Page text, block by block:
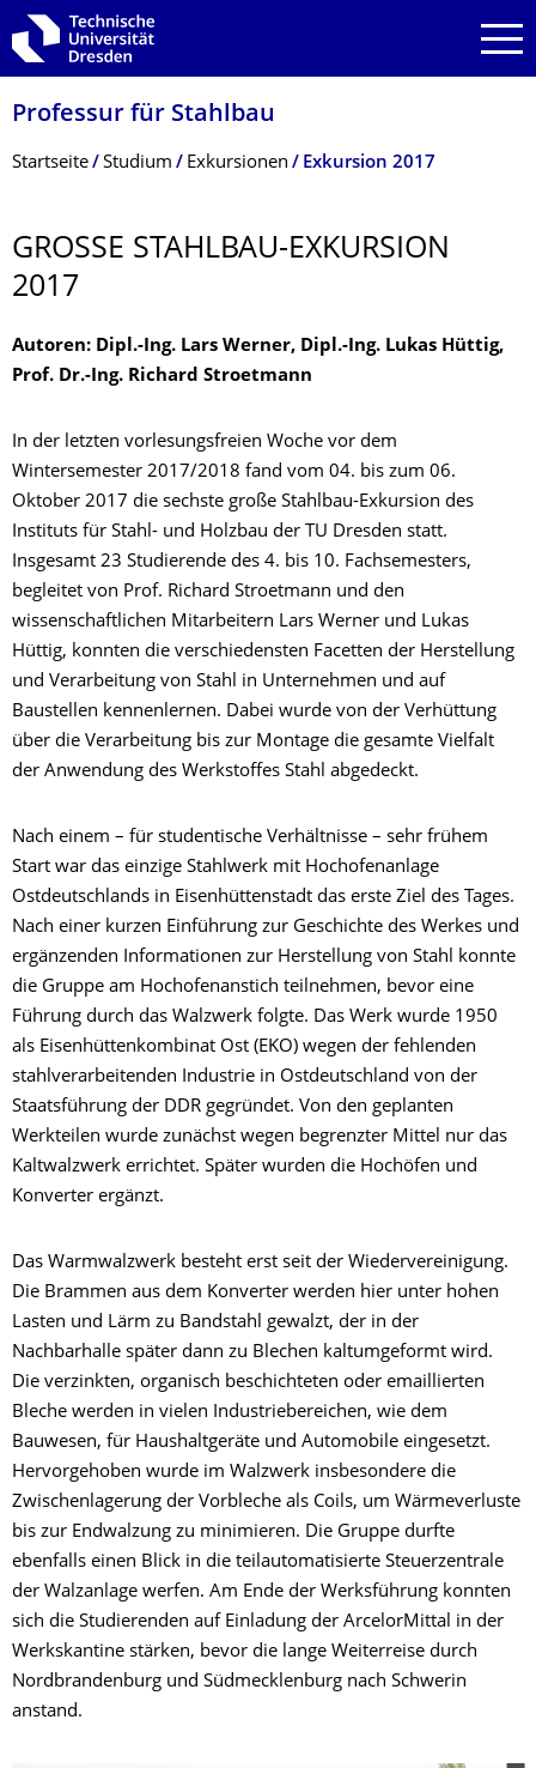
Zur Hauptnavigation springen
Zur Suche springen
Zum Inhalt springen
Professur für Stahlbau
Breadcrumb-Menü
Startseite Studium Exkursionen Exkursion 2017
GROSSE STAHLBAU-EXKURSION
2017
Autoren: Dipl.-Ing. Lars Werner, Dipl.-Ing. Lukas Hüttig,
Prof. Dr.-Ing. Richard Stroetmann
In der letzten vorlesungsfreien Woche vor dem
Wintersemester 2017/2018 fand vom 04. bis zum 06.
Oktober 2017 die sechste große Stahlbau-Exkursion des
Instituts für Stahl- und Holzbau der TU Dresden statt.
Insgesamt 23 Studierende des 4. bis 10. Fachsemesters,
begleitet von Prof. Richard Stroetmann und den
wissenschaftlichen Mitarbeitern Lars Werner und Lukas
Hüttig, konnten die verschiedensten Facetten der Herstellung
und Verarbeitung von Stahl in Unternehmen und auf
Baustellen kennenlernen. Dabei wurde von der Verhüttung
über die Verarbeitung bis zur Montage die gesamte Vielfalt
der Anwendung des Werkstoffes Stahl abgedeckt.
Nach einem – für studentische Verhältnisse – sehr frühem
Start war das einzige Stahlwerk mit Hochofenanlage
Ostdeutschlands in Eisenhüttenstadt das erste Ziel des Tages.
Nach einer kurzen Einführung zur Geschichte des Werkes und
ergänzenden Informationen zur Herstellung von Stahl konnte
die Gruppe am Hochofenanstich teilnehmen, bevor eine
Führung durch das Walzwerk folgte. Das Werk wurde 1950
als Eisenhüttenkombinat Ost (EKO) wegen der fehlenden
stahlverarbeitenden Industrie in Ostdeutschland von der
Staatsführung der DDR gegründet. Von den geplanten
Werkteilen wurde zunächst wegen begrenzter Mittel nur das
Kaltwalzwerk errichtet. Später wurden die Hochöfen und
Konverter ergänzt.
Das Warmwalzwerk besteht erst seit der Wiedervereinigung.
Die Brammen aus dem Konverter werden hier unter hohen
Lasten und Lärm zu Bandstahl gewalzt, der in der
Nachbarhalle später dann zu Blechen kaltumgeformt wird.
Die verzinkten, organisch beschichteten oder emaillierten
Bleche werden in vielen Industriebereichen, wie dem
Bauwesen, für Haushaltgeräte und Automobile eingesetzt.
Hervorgehoben wurde im Walzwerk insbesondere die
Zwischenlagerung der Vorbleche als Coils, um Wärmeverluste
bis zur Endwalzung zu minimieren. Die Gruppe durfte
ebenfalls einen Blick in die teilautomatisierte Steuerzentrale
der Walzanlage werfen. Am Ende der Werksführung konnten
sich die Studierenden auf Einladung der ArcelorMittal in der
Werkskantine stärken, bevor die lange Weiterreise durch
Nordbrandenburg und Südmecklenburg nach Schwerin
anstand.